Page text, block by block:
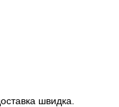
швидка.